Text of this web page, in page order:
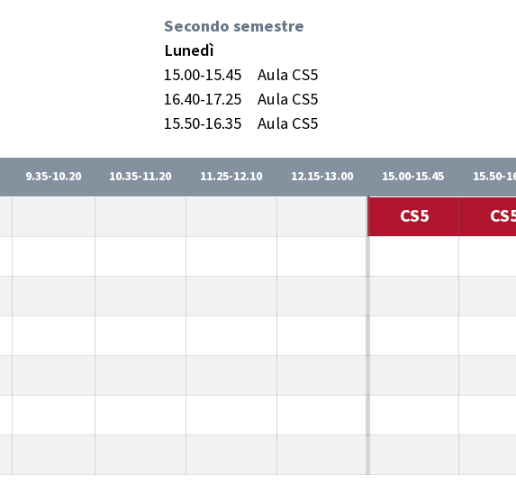
Secondo semestre
Lunedì
15.00-15.45
Aula CS5
16.40-17.25
Aula CS5
15.50-16.35
Aula CS5
9.35-10.20 10.35-11.20 11.25-12.10 12.15-13.00 15.00-15.45 15.50-
CS5